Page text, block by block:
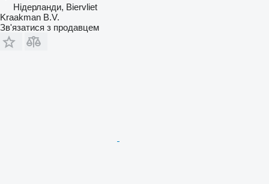
Нідерланди, Biervliet
Kraakman B.V.
Зв'язатися з продавцем